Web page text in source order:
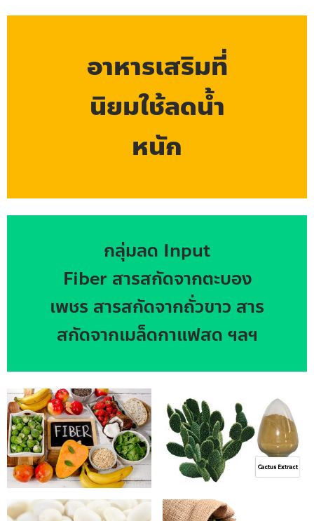
อาหารเสริมที่
นิยมใช้ลดน้ำ
หนัก
กลุ่มลด Input
Fiber สารสกัดจากตะบอง
เพชร สารสกัดจากถั่วขาว สาร
สกัดจากเมล็ดกาแฟสด ฯลฯ